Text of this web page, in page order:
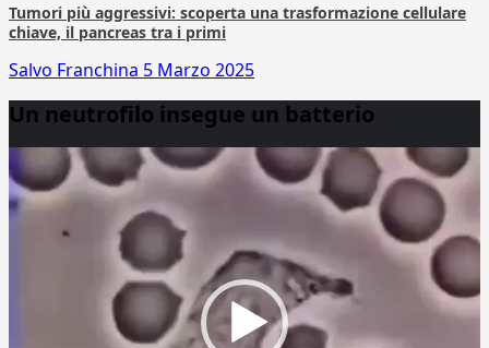
Tumori più aggressivi: scoperta una trasformazione cellulare
chiave, il pancreas tra i primi
Salvo Franchina 5 Marzo 2025
Un neutrofilo insegue un batterio
Player